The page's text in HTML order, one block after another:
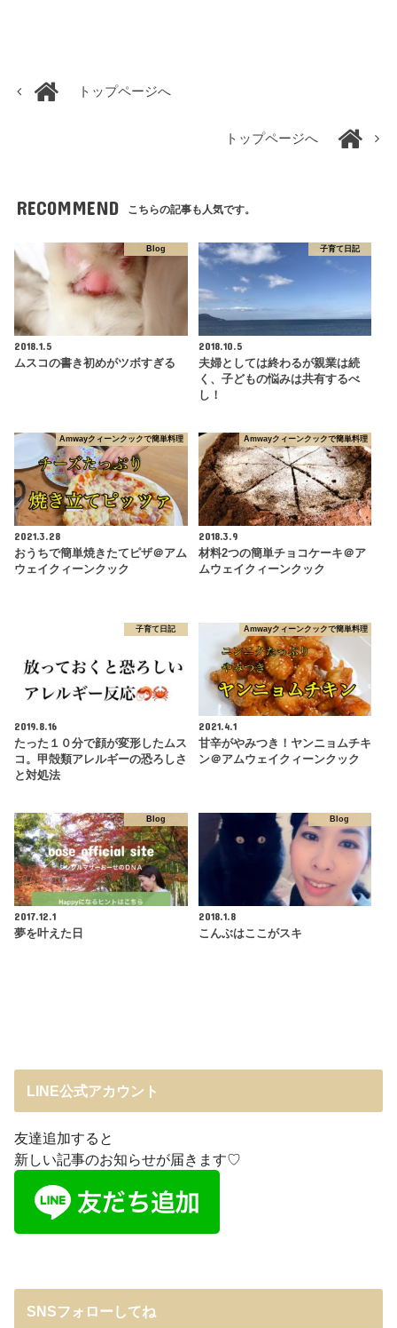
トップページへ
トップページへ
RECOMMEND こちらの記事も人気です。
Blog
2018.1.5
ムスコの書き初めがツボすぎる
子育て日記
2018.10.5
夫婦としては終わるが親業は続
く、子どもの悩みは共有するべ
し！
Amwayクィーンクックで簡単料理
2021.3.28
おうちで簡単焼きたてピザ＠アム
ウェイクィーンクック
Amwayクィーンクックで簡単料理
2018.3.9
材料2つの簡単チョコケーキ＠ア
ムウェイクィーンクック
子育て日記
2019.8.16
たった１０分で顔が変形したムス
コ。甲殻類アレルギーの恐ろしさ
と対処法
Amwayクィーンクックで簡単料理
2021.4.1
甘辛がやみつき！ヤンニョムチキ
ン＠アムウェイクィーンクック
Blog
2017.12.1
夢を叶えた日
Blog
2018.1.8
こんぶはここがスキ
LINE公式アカウント
友達追加すると
新しい記事のお知らせが届きます♡
SNSフォローしてね